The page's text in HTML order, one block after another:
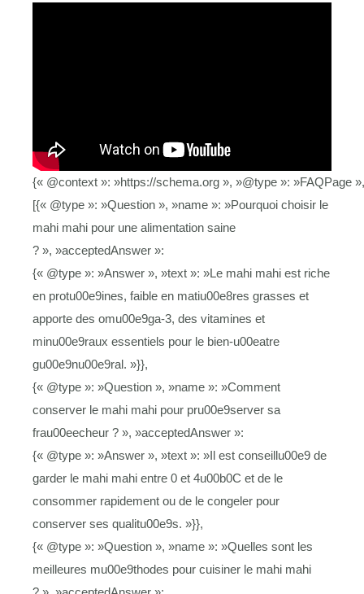
{« @context »: »https://schema.org », »@type »: »FAQPage
[{« @type »: »Question », »name »: »Pourquoi choisir le
mahi mahi pour une alimentation saine
? », »acceptedAnswer »:
{« @type »: »Answer », »text »: »Le mahi mahi est riche
en protu00e9ines, faible en matiu00e8res grasses et
apporte des omu00e9ga-3, des vitamines et
minu00e9raux essentiels pour le bien-u00eatre
gu00e9nu00e9ral. »}},
{« @type »: »Question », »name »: »Comment
conserver le mahi mahi pour pru00e9server sa
frau00eecheur ? », »acceptedAnswer »:
{« @type »: »Answer », »text »: »Il est conseillu00e9 de
garder le mahi mahi entre 0 et 4u00b0C et de le
consommer rapidement ou de le congeler pour
conserver ses qualitu00e9s. »}},
{« @type »: »Question », »name »: »Quelles sont les
meilleures mu00e9thodes pour cuisiner le mahi mahi